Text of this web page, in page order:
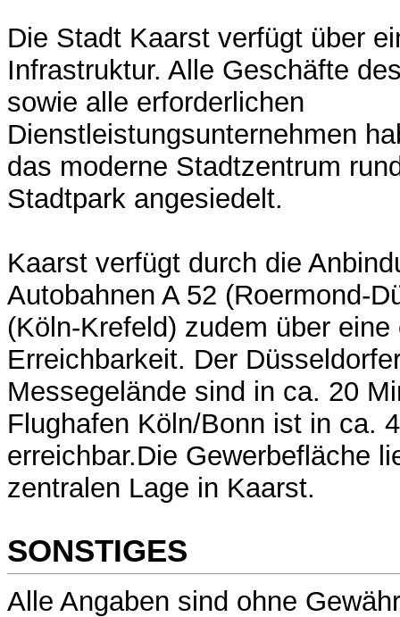
Die Stadt Kaarst verfügt über
Infrastruktur. Alle Geschäfte
sowie alle erforderlichen
Dienstleistungsunternehmen
das moderne Stadtzentrum
Stadtpark angesiedelt.
Kaarst verfügt durch die
Autobahnen A 52 (Roermond-
(Köln-Krefeld) zudem über eine
Erreichbarkeit. Der
Messegelände sind in ca. 20
Flughafen Köln/Bonn ist in ca.
erreichbar.Die Gewerbefläche
zentralen Lage in Kaarst.
SONSTIGES
Alle Angaben sind ohne